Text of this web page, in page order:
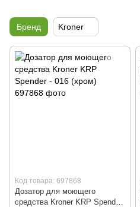
Бренд Kroner
Код товара: 697868
Дозатор для моющего
средства Kroner KRP Spender